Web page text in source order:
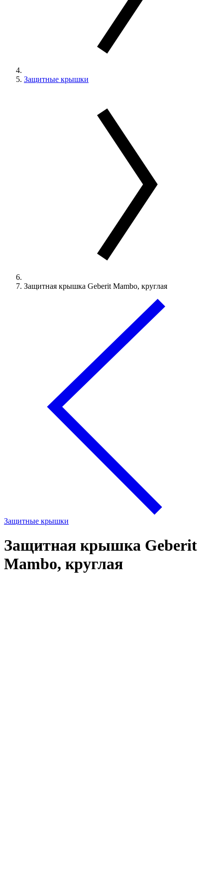
Защитные крышки
Защитная крышка Geberit Mambo, круглая
Защитные крышки
Защитная крышка Geberit
Mambo, круглая